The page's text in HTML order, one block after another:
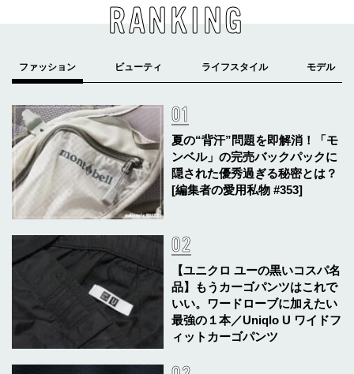
RANKING
夏の“背汗”問題を即解消！「モ
ンベル」の完売バックパックに
隠された優秀過ぎる秘密とは？
[編集者の愛用私物 #353]
【ユニクロ ユーの黒いコスパ名
品】もうカーゴパンツはこれで
いい。ワードローブに加えたい
最強の１本／Uniqlo U ワイドフ
ィットカーゴパンツ